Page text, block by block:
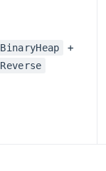
BinaryHeap +
Reverse